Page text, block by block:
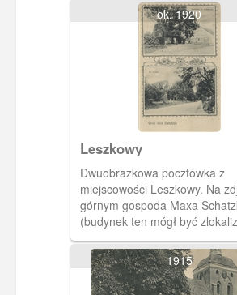
ok. 1920
Leszkowy
Dwuobrazkowa pocztówka z
miejscowości Leszkowy. Na
górnym gospoda Maxa
(budynek ten mógł być
przy głównej drodze
więcej na terenie dzisiejszej
17). Na zdjęciu dolnym
drzewami kościół.
1915